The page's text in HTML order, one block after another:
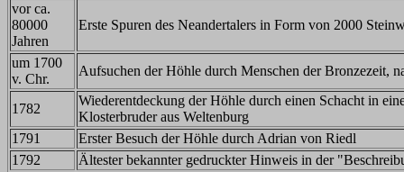
vor ca.
80000
Jahren
Erste Spuren des Neandertalers in Form von 2000
um 1700
v. Chr.
Aufsuchen der Höhle durch Menschen der Bronzezeit,
1782
Wiederentdeckung der Höhle durch einen Schacht in
Klosterbruder aus Weltenburg
1791
Erster Besuch der Höhle durch Adrian von Riedl
1792
Ältester bekannter gedruckter Hinweis in der